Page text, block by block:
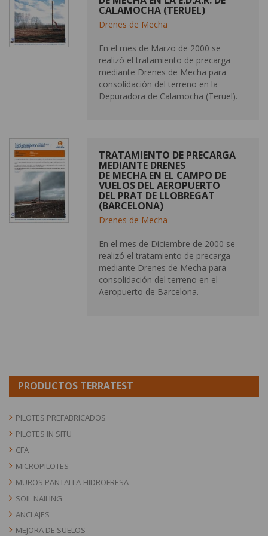
CALAMOCHA (TERUEL)
Drenes de Mecha
En el mes de Marzo de 2000 se
realizó el tratamiento de precarga
mediante Drenes de Mecha para
consolidación del terreno en la
Depuradora de Calamocha (Teruel).
TRATAMIENTO DE PRECARGA
MEDIANTE DRENES
DE MECHA EN EL CAMPO DE
VUELOS DEL AEROPUERTO
DEL PRAT DE LLOBREGAT
(BARCELONA)
Drenes de Mecha
En el mes de Diciembre de 2000 se
realizó el tratamiento de precarga
mediante Drenes de Mecha para
consolidación del terreno en el
Aeropuerto de Barcelona.
PRODUCTOS TERRATEST
PILOTES PREFABRICADOS
PILOTES IN SITU
CFA
MICROPILOTES
MUROS PANTALLA-HIDROFRESA
SOIL NAILING
ANCLAJES
MEJORA DE SUELOS